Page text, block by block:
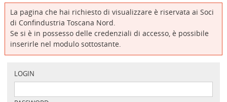
La pagina che hai richiesto di visualizzare è riservata ai Soci
di Confindustria Toscana Nord.
Se si è in possesso delle credenziali di accesso, è possibile
inserirle nel modulo sottostante.
LOGIN